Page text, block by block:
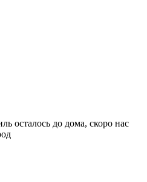
осталось до дома, скоро нас